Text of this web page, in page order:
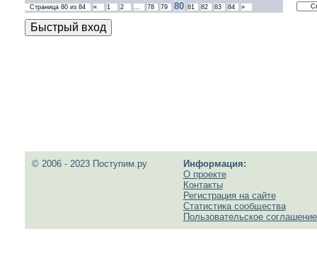
Страница 80из 84 « 1 2 … 78 79 80 81 82 83 84 »
© 2006 - 2023 Поступим.ру
Информация:
О проекте
Контакты
Регистрация на сайте
Статистика сообщества
Пользовательское соглашение